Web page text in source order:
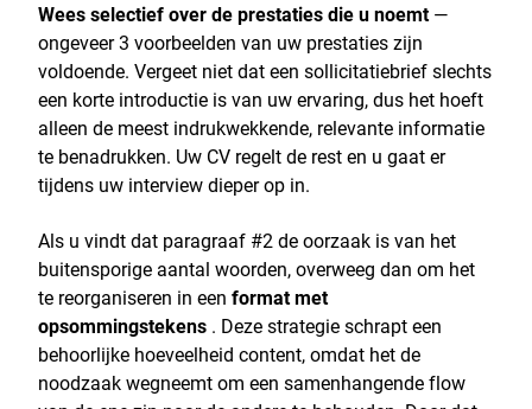
Wees selectief over de prestaties die u noemt—
ongeveer 3 voorbeelden van uw prestaties zijn
voldoende. Vergeet niet dat een sollicitatiebrief slechts
een korte introductie is van uw ervaring, dus het hoeft
alleen de meest indrukwekkende, relevante informatie
te benadrukken. Uw CV regelt de rest en u gaat er
tijdens uw interview dieper op in.
Als u vindt dat paragraaf #2 de oorzaak is van het
buitensporige aantal woorden, overweeg dan om het
te reorganiseren in een format met
opsommingstekens . Deze strategie schrapt een
behoorlijke hoeveelheid content, omdat het de
noodzaak wegneemt om een samenhangende flow